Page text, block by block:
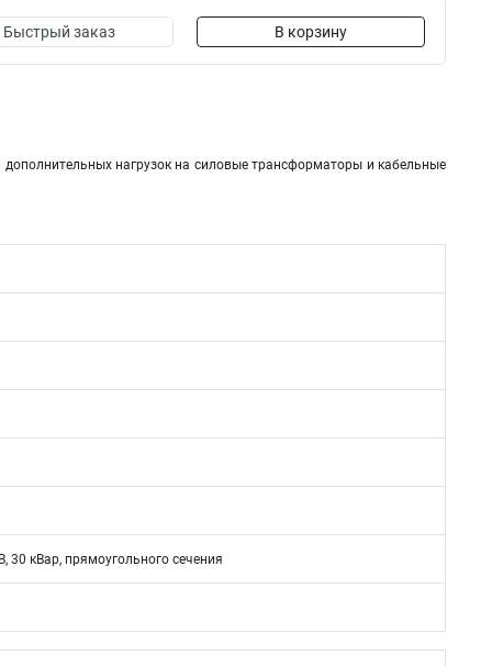
Быстрый заказ В корзину
нагрузок на силовые трансформаторы и кабельные
30 кВар, прямоугольного сечения